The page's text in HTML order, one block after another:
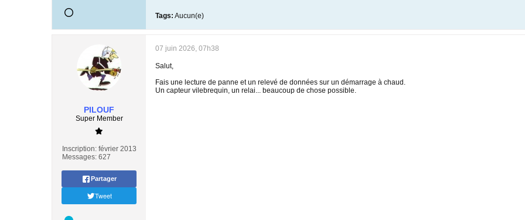
Tags: Aucun(e)
PILOUF
Super Member
Inscription: février 2013
Messages: 627
Partager
Tweet
07 juin 2026, 07h38
Salut,
Fais une lecture de panne et un relevé de données sur un démarrage à chaud.
Un capteur vilebrequin, un relai... beaucoup de chose possible.